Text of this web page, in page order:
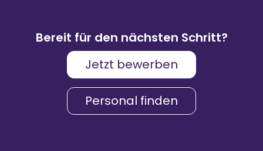
Bewertungen
Weiterempfehlungen
Karriere & Gehalt
4,2
Unternehmenskultur
4,3
Bereit für den nächsten Schritt?
Jetzt bewerben
Personal finden